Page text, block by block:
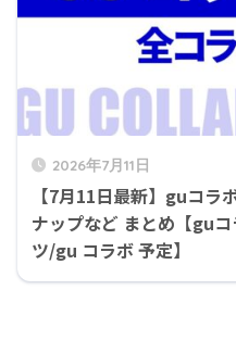
2026年7月11日
【7月11日最新】guコラ
ナップなど まとめ【gu
ツ/gu コラボ 予定】